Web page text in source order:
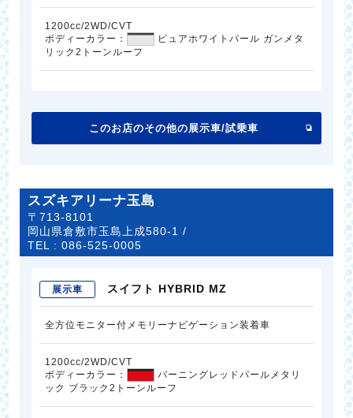
1200cc/2WD/CVT
ボディーカラー：
ピュアホワイトパール ガンメタ
リック2トーンルーフ
このお店のその他の展示車/試乗車
スズキアリーナ玉島
〒713-8101
岡山県倉敷市玉島上成580-1 /
TEL :086-525-0005
展示車 スイフト HYBRID MZ
全方位モニター付メモリーナビゲーション装着車
1200cc/2WD/CVT
ボディーカラー：
バーニングレッドパールメタリ
ック ブラック2トーンルーフ